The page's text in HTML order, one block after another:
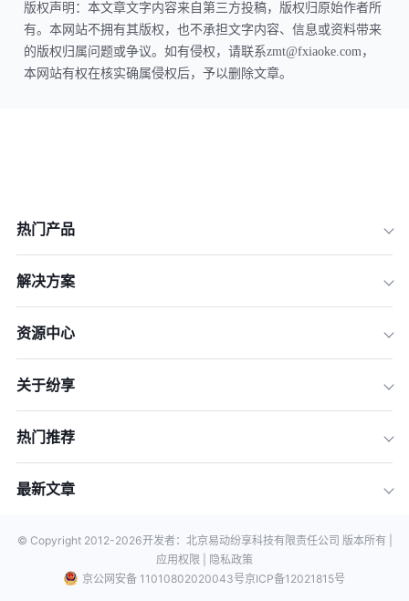
版权声明：本文章文字内容来自第三方投稿，版权归原始作者所
有。本网站不拥有其版权，也不承担文字内容、信息或资料带来
的版权归属问题或争议。如有侵权，请联系zmt@fxiaoke.com，
本网站有权在核实确属侵权后，予以删除文章。
热门产品
解决方案
资源中心
关于纷享
热门推荐
最新文章
© Copyright 2012-2026开发者：北京易动纷享科技有限责任公司 版本所有 |
应用权限 |
隐私政策
京公网安备 11010802020043号京ICP备12021815号